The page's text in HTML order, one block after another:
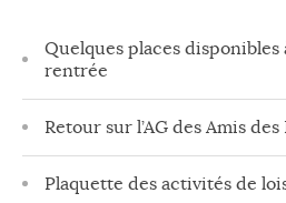
Quelques places disponibles
rentrée
Retour sur l’AG des Amis des
Plaquette des activités de